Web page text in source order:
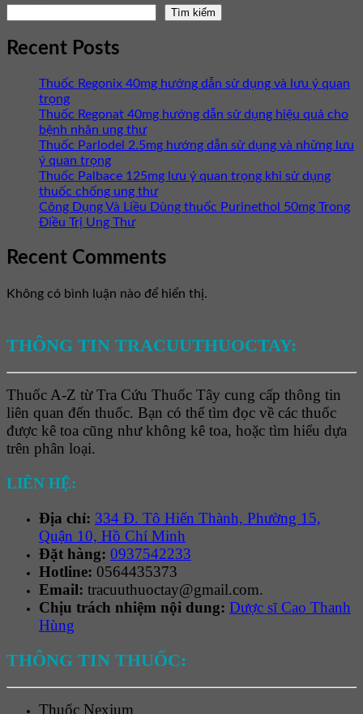
Tìm kiếm
Recent Posts
Thuốc Regonix 40mg hướng dẫn sử dụng và lưu ý quan
trọng
Thuốc Regonat 40mg hướng dẫn sử dụng hiệu quả cho
bệnh nhân ung thư
Thuốc Parlodel 2.5mg hướng dẫn sử dụng và những lưu
ý quan trọng
Thuốc Palbace 125mg lưu ý quan trọng khi sử dụng
thuốc chống ung thư
Công Dụng Và Liều Dùng thuốc Purinethol 50mg Trong
Điều Trị Ung Thư
Recent Comments
Không có bình luận nào để hiển thị.
THÔNG TIN TRACUUTHUOCTAY:
Thuốc A-Z từ Tra Cứu Thuốc Tây cung cấp thông tin
liên quan đến thuốc. Bạn có thể tìm đọc về các thuốc
được kê toa cũng như không kê toa, hoặc tìm hiểu dựa
trên phân loại.
LIÊN HỆ:
Địa chỉ: 334 Đ. Tô Hiến Thành, Phường 15,
Quận 10, Hồ Chí Minh
Đặt hàng: 0937542233
Hotline: 0564435373
Email: tracuuthuoctay@gmail.com.
Chịu trách nhiệm nội dung: Dược sĩ Cao Thanh
Hùng
THÔNG TIN THUỐC:
Thuốc Nexium